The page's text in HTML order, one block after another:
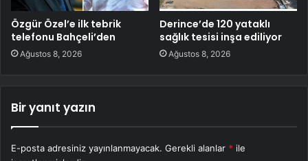
Özgür Özel’e ilk tebrik
telefonu Bahçeli’den
Ağustos 8, 2026
Derince’de 120 yataklı
sağlık tesisi inşa ediliyor
Ağustos 8, 2026
Bir yanıt yazın
E-posta adresiniz yayınlanmayacak. Gerekli alanlar * ile